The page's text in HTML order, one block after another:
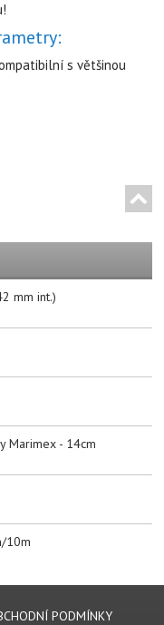
s většinou
mm int.)
Marimex - 14cm
10m
PODMÍNKY